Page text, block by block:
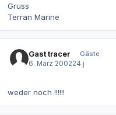
Gruss
Terran Marine
Gast tracer
Gäste
6. März 200224 j
weder noch !!!!!!